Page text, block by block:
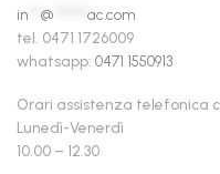
in @
ac.com
tel. 0471 1726009
whatsapp: 0471 1550913
Orari assistenza telefonica
Lunedì-Venerdì
10.00 – 12.30